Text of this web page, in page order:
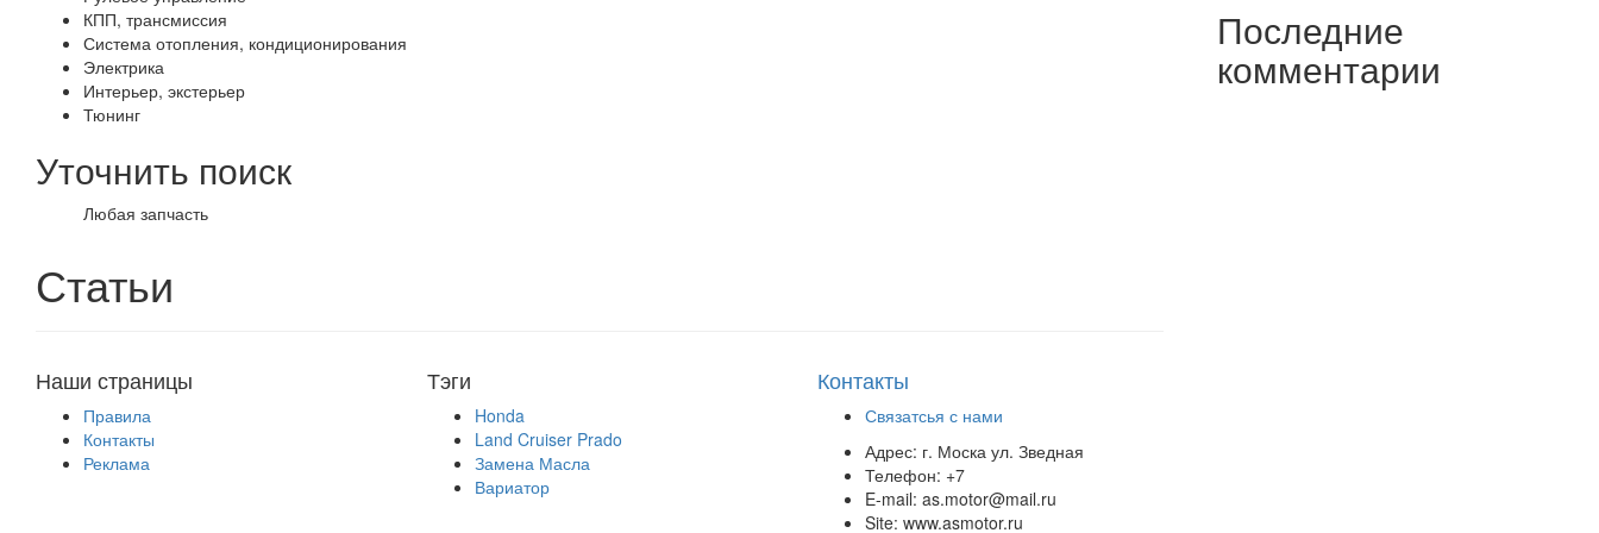
КПП, трансмиссия
Система отопления, кондиционирования
Электрика
Интерьер, экстерьер
Тюнинг
Уточнить поиск
Любая запчасть
Статьи
Последние
комментарии
Наши страницы
Правила
Контакты
Реклама
Тэги
Honda
Land Cruiser Prado
Замена Масла
Вариатор
Контакты
Связатсья с нами
Адрес: г. Моска ул. Зведная
Телефон: +7
E-mail: as.motor@mail.ru
Site: www.asmotor.ru